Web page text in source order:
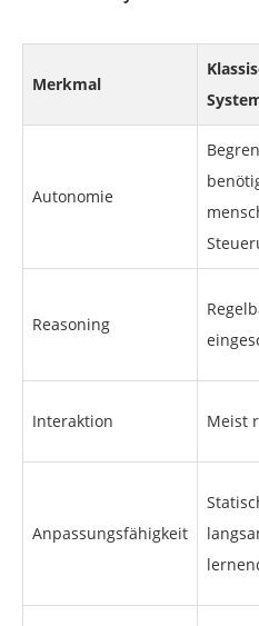
Merkmal
Autonomie
Reasoning
Interaktion Meist
Anpassungsfähigkeit